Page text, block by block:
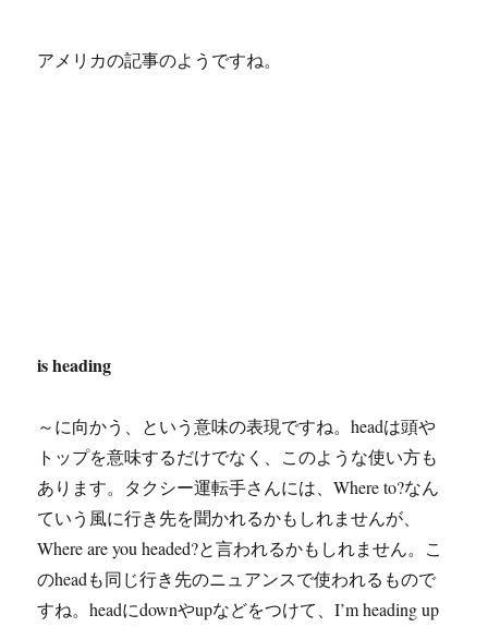
アメリカの記事のようですね。
is heading
～に向かう、という意味の表現ですね。headは頭や
トップを意味するだけでなく、このような使い方も
あります。タクシー運転手さんには、Where to?なん
ていう風に行き先を聞かれるかもしれませんが、
Where are you headed?と言われるかもしれません。こ
のheadも同じ行き先のニュアンスで使われるもので
すね。headにdownやupなどをつけて、I’m heading up